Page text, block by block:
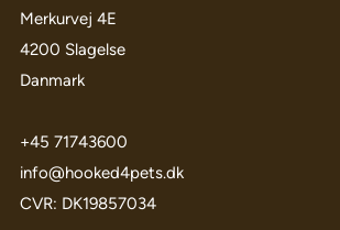
Merkurvej 4E
4200 Slagelse
Danmark
+45 71743600
info@hooked4pets.dk
CVR: DK19857034